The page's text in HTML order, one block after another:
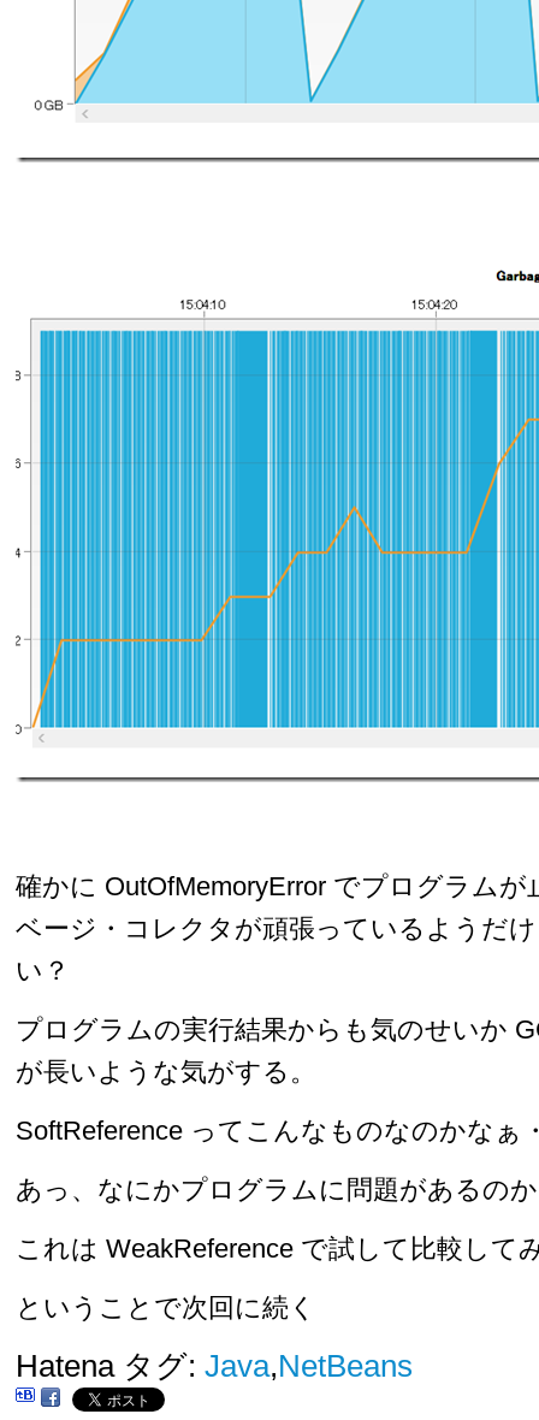
確かに OutOfMemoryError でプログラム
ベージ・コレクタが頑張っているようだ
い？
プログラムの実行結果からも気のせいか
が長いような気がする。
SoftReference ってこんなものなのかなぁ
あっ、なにかプログラムに問題があるの
これは WeakReference で試して比較して
ということで次回に続く
Hatena タグ: Java,NetBeans